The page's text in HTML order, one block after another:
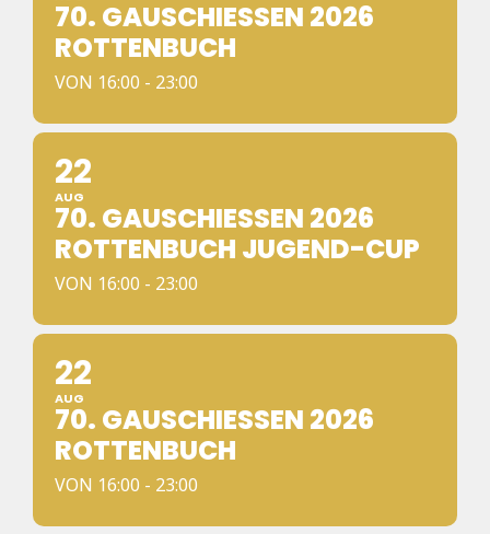
70. GAUSCHIESSEN 2026 R
OTTENBUCH
VON 16:00 - 23:00
22
AUG
70. GAUSCHIESSEN 2026 R
OTTENBUCH JUGEND-CUP
VON 16:00 - 23:00
22
AUG
70. GAUSCHIESSEN 2026 R
OTTENBUCH
VON 16:00 - 23:00